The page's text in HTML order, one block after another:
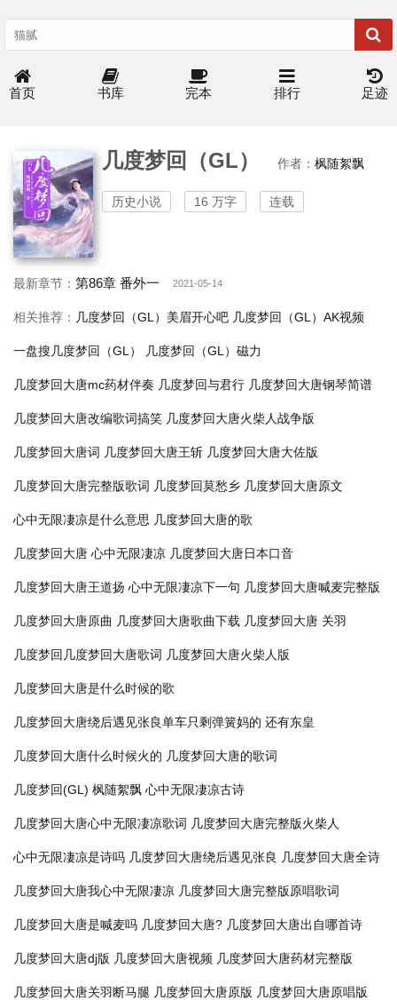
首页 书库 完本 排行 足迹
几度梦回（GL） 作者： 枫随絮飘
历史小说 16 万字 连载
最新章节： 第86章 番外一 2021-05-14
相关推荐： 几度梦回（GL）美眉开心吧 几度梦回（GL）AK视频
一盘搜几度梦回（GL） 几度梦回（GL）磁力
几度梦回大唐mc药材伴奏 几度梦回与君行 几度梦回大唐钢琴简谱
几度梦回大唐改编歌词搞笑 几度梦回大唐火柴人战争版
几度梦回大唐词 几度梦回大唐王斩 几度梦回大唐大佐版
几度梦回大唐完整版歌词 几度梦回莫愁乡 几度梦回大唐原文
心中无限凄凉是什么意思 几度梦回大唐的歌
几度梦回大唐 心中无限凄凉 几度梦回大唐日本口音
几度梦回大唐王道扬 心中无限凄凉下一句 几度梦回大唐喊麦完整版
几度梦回大唐原曲 几度梦回大唐歌曲下载 几度梦回大唐 关羽
几度梦回几度梦回大唐歌词 几度梦回大唐火柴人版
几度梦回大唐是什么时候的歌
几度梦回大唐绕后遇见张良单车只剩弹簧妈的 还有东皇
几度梦回大唐什么时候火的 几度梦回大唐的歌词
几度梦回(GL) 枫随絮飘 心中无限凄凉古诗
几度梦回大唐心中无限凄凉歌词 几度梦回大唐完整版火柴人
心中无限凄凉是诗吗 几度梦回大唐绕后遇见张良 几度梦回大唐全诗
几度梦回大唐我心中无限凄凉 几度梦回大唐完整版原唱歌词
几度梦回大唐是喊麦吗 几度梦回大唐? 几度梦回大唐出自哪首诗
几度梦回大唐dj版 几度梦回大唐视频 几度梦回大唐药材完整版
几度梦回大唐关羽断马腿 几度梦回大唐原版 几度梦回大唐原唱版